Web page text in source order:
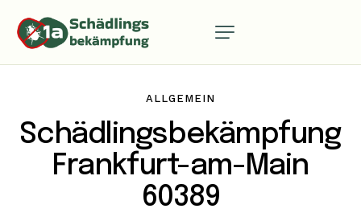
ALLGEMEIN
Schädlingsbekämpfung
Frankfurt-am-Main
60389